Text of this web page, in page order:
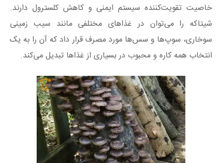
خاصیت تقویت‌کننده سیستم ایمنی و کاهش کلسترول دارند.
شیتاکه را می‌توان در غذاهای مختلفی مانند سیب زمینی
سوخاری، سوپ‌ها و سس‌ها مورد مصرف قرار داد که آن را به یک
انتخاب همه کاره و محبوب در بسیاری از غذاها تبدیل می‌کند.